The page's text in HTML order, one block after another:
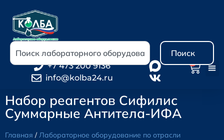
Поиск
+7 473 200 9136
info@kolba24.ru
Набор реагентов Сифилис
Суммарные Антитела-ИФА
Главная /Лабораторное оборудование по отрасли